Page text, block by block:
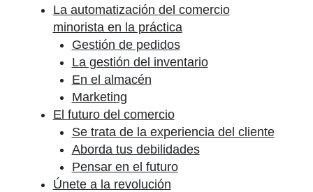
La automatización del comercio
minorista en la práctica
Gestión de pedidos
La gestión del inventario
En el almacén
Marketing
El futuro del comercio
Se trata de la experiencia del cliente
Aborda tus debilidades
Pensar en el futuro
Únete a la revolución